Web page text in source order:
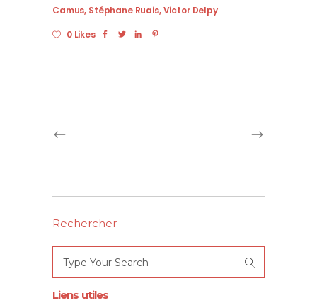
Camus, Stéphane Ruais,Victor Delpy
0 Likes
Rechercher
for:
Liens utiles